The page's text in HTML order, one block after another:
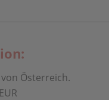
Österreich.